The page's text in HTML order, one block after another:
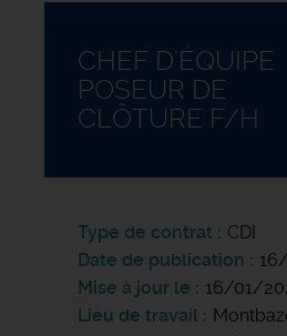
CHEF D'ÉQUIPE
POSEUR DE
CLÔTURE F/H
Type de contrat
CDI
Date de publication
Mise à jour le
16/01/
Lieu de travail